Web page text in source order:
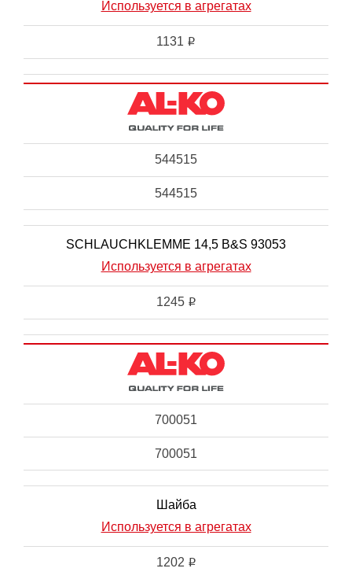
Используется в агрегатах
1131 i
544515
544515
SCHLAUCHKLEMME 14,5 B&S 93053
Используется в агрегатах
1245 i
700051
700051
Шайба
Используется в агрегатах
1202 i